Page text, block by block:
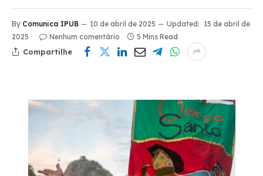
By Comunica IPUB 10 de abril de 2025 Updated: 15 de abril de
2025
Nenhum comentário 5 Mins Read
Compartilhe